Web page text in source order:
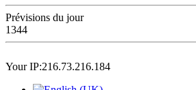
Prévisions du jour
1344
Your IP:216.73.216.184